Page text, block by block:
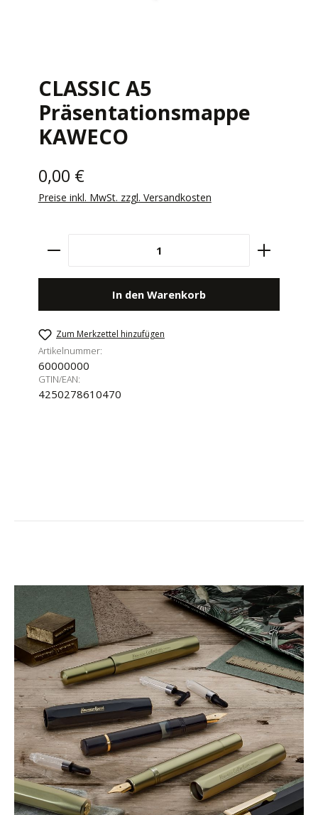
CLASSIC A5
Präsentationsmappe
KAWECO
0,00 €
Preise inkl. MwSt. zzgl. Versandkosten
Produkt Anzahl: Gib den gewünschten
In den Warenkorb
Zum Merkzettel hinzufügen
Artikelnummer:
60000000
GTIN/EAN:
4250278610470